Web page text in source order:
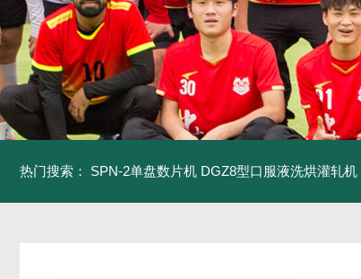
热门搜索： SPN-2单盘数片机 DGZ8型口服液洗烘灌轧机